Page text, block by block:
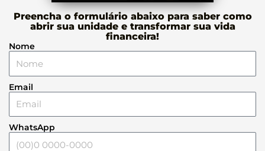
Preencha o formulário abaixo para saber como
abrir sua unidade e transformar sua vida
financeira!
Nome
Email
WhatsApp